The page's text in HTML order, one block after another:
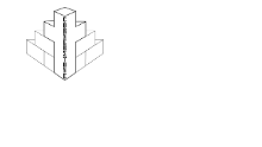
content